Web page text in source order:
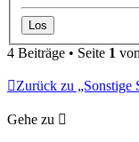
4 Beiträge • Seite 1 von
Zurück zu „Sonstige
Gehe zu